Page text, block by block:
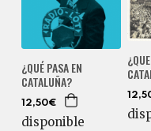
¿QUÉ PASA EN
CATALUÑA?
12,50€
disponible